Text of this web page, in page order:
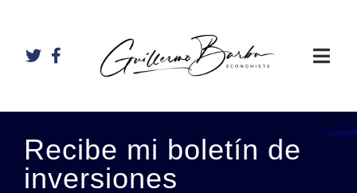
Recibe mi boletín de
inversiones